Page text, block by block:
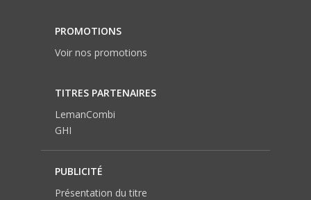
PROMOTIONS
Voir nos promotions
TITRES PARTENAIRES
LemanCombi
GHI
PUBLICITÉ
Présentation du titre